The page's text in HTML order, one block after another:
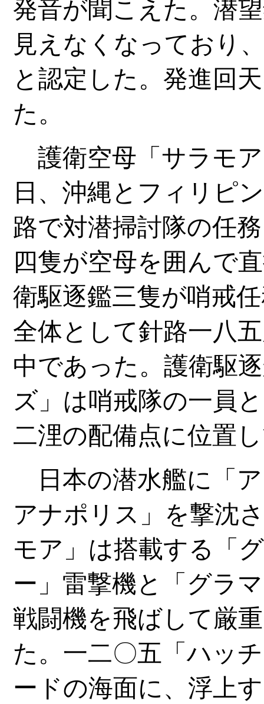
発音が聞こえた。潜
見えなくなっており
と認定した。発進回
た。
護衛空母「サラモ
日、沖縄とフィリピ
路で対潜掃討隊の任
四隻が空母を囲んで
衛駆逐鑑三隻が哨戒
全体として針路一八
中であった。護衛駆
ズ」は哨戒隊の一員
二浬の配備点に位置
日本の潜水艦に「
アナポリス」を撃沈
モア」は搭載する「
ー」雷撃機と「グラ
戦闘機を飛ばして厳
た。一二〇五「ハッ
ードの海面に、浮上